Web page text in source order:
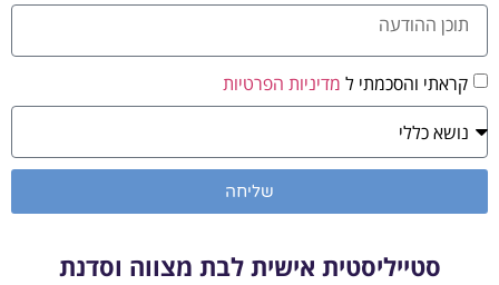
קראתי והסכמתי ל מדיניות הפרטיות
שליחה
סטייליסטית אישית לבת מצווה וסדנת